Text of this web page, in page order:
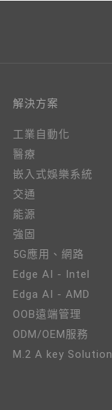
解決方案
工業自動化
醫療
嵌入式娛樂系統
交通
能源
強固
5G應用、網路
Edge AI - Intel
Edga AI - AMD
OOB遠端管理
ODM/OEM服務
M.2 A key Solution